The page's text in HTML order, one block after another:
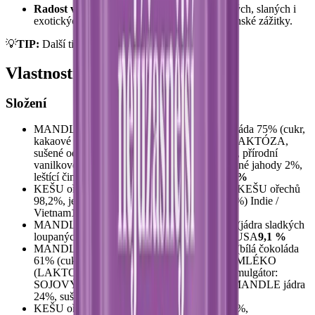
Radost v každém soustu – kombinace sladkých, slaných i
exotických chutí pro nezapomenutelné gurmánské zážitky.
💡TIP: Další tipy na dárky najdete tady
Vlastnosti produktu
Složení
MANDLE jahodové bílá čokoláda (bílá čokoláda 75% (cukr,
kakaové máslo, sušené plnotučné MLÉKO, LAKTÓZA,
sušené odstředěné MLÉKO, SOJOVÝ lecitin, přírodní
vanilkové aroma), MANDLE jádra 23%, sušené jahody 2%,
leštící činidlo: arabská guma) Holandsko
22,7 %
KEŠU ořechy WW320 pražené solené (jádra KEŠU ořechů
98,2%, jedlá sůl 1,6%, bramborový škrob 0,2%) Indie /
Vietnam18,2 %
MANDLE jádra pražená solená, 23-25 velká (jádra sladkých
loupaných MANDLÍ 98,2%, jedlá sůl 1,8%) USA9,1 %
MANDLE v bílé čokoládě obalené kokosem (bílá čokoláda
61% (cukr, kakaové máslo, sušené plnotučné MLÉKO
(LAKTOZA), sušené odstředěné MLÉKO, emulgátor:
SOJOVÝ lecitin,přírodní vanilkové aroma), MANDLE jádra
24%, sušený kokos 15%) Holandsko
KEŠU ořechy slaný karamel (KEŠU jádra 65%,